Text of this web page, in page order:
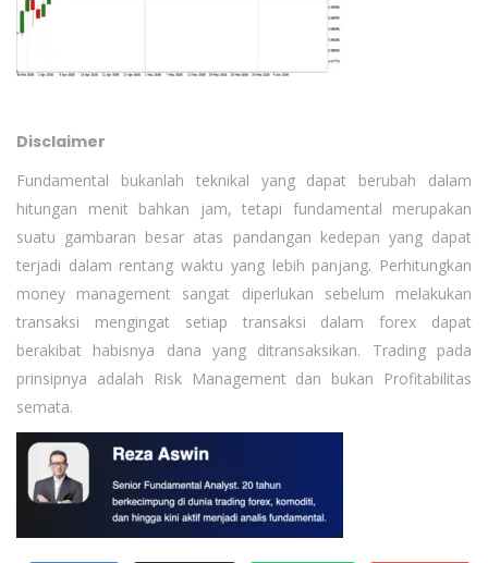
Disclaimer
Fundamental bukanlah teknikal yang dapat berubah dalam
hitungan menit bahkan jam, tetapi fundamental merupakan
suatu gambaran besar atas pandangan kedepan yang dapat
terjadi dalam rentang waktu yang lebih panjang. Perhitungkan
money management sangat diperlukan sebelum melakukan
transaksi mengingat setiap transaksi dalam forex dapat
berakibat habisnya dana yang ditransaksikan. Trading pada
prinsipnya adalah Risk Management dan bukan Profitabilitas
semata.